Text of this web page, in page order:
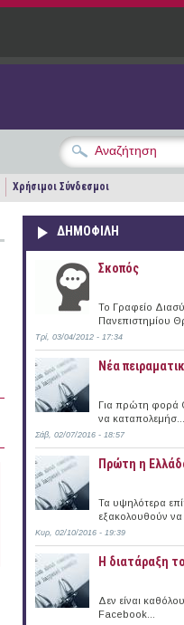
Χρήσιμοι Σύνδεσμοι
ΔΗΜΟΦΙΛΗ
Σκοπός
Το Γραφείο
Πανεπιστημίου
Τρί, 03/04/2012 - 17:34
Νέα
Για πρώτη φορά
να καταπολεμήσ...
Σάβ, 02/07/2016 - 18:57
Πρώτη η
Τα υψηλότερα
εξακολουθούν να
Κυρ, 02/10/2016 - 19:39
Η διατάραξη
Δεν είναι
Facebook...